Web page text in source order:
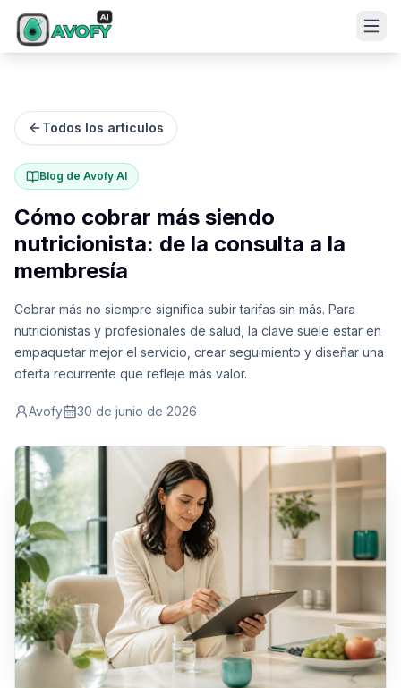
Todos los articulos
Blog de Avofy AI
Cómo cobrar más siendo
nutricionista: de la consulta a la
membresía
Cobrar más no siempre significa subir tarifas sin más. Para
nutricionistas y profesionales de salud, la clave suele estar en
empaquetar mejor el servicio, crear seguimiento y diseñar una
oferta recurrente que refleje más valor.
Avofy 30 de junio de 2026